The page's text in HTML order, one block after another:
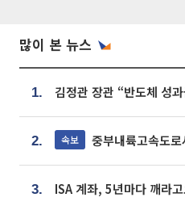
많이 본 뉴스
1.
2. 속보 중부내륙고속도
3. ISA 계좌, 5년마다 깨라